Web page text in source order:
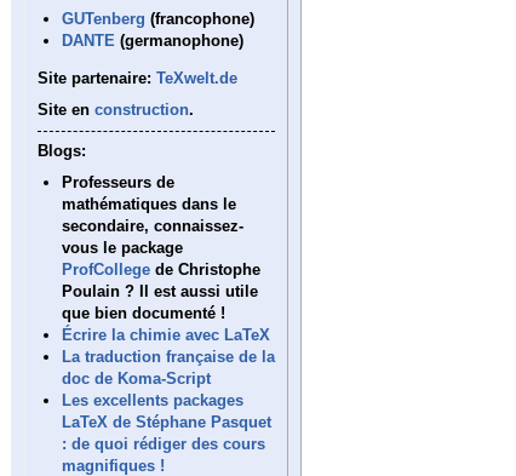
GUTenberg (francophone)
DANTE (germanophone)
Site partenaire: TeXwelt.de
Site en construction.
Blogs:
Professeurs de
mathématiques dans le
secondaire, connaissez-
vous le package
ProfCollege de Christophe
Poulain ? Il est aussi utile
que bien documenté !
Écrire la chimie avec LaTeX
La traduction française de la
doc de Koma-Script
Les excellents packages
LaTeX de Stéphane Pasquet
: de quoi rédiger des cours
magnifiques !